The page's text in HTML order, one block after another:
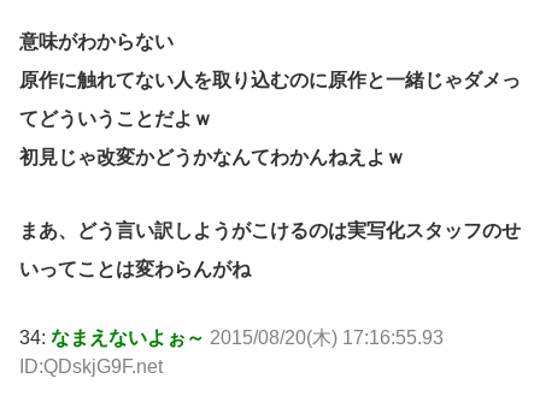
意味がわからない
原作に触れてない人を取り込むのに原作と一緒じゃダメっ
てどういうことだよｗ
初見じゃ改変かどうかなんてわかんねえよｗ
まあ、どう言い訳しようがこけるのは実写化スタッフのせ
いってことは変わらんがね
34: なまえないよぉ～ 2015/08/20(木) 17:16:55.93
ID:QDskjG9F.net